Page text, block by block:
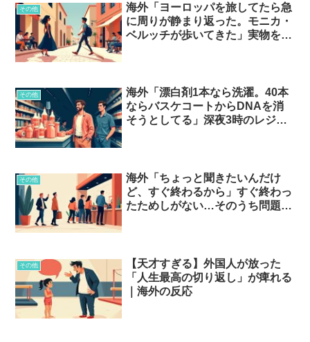
その他
海外「ヨーロッパを旅してたら急
に周りが静まり返った。モニカ・
ベルッチが歩いてきた」実物を見
その他
海外「漂白剤1本なら洗濯。40本
ならバスケコートからDNAを消
そうとしてる」深夜3時のレジで
その他
海外「ちょっと聞きたいんだけ
ど、すぐ終わるから」すぐ終わっ
たためしがない…そのうち問題を
その他
【天才すぎる】外国人が放った
「人生最高の切り返し」が痺れる
｜海外の反応